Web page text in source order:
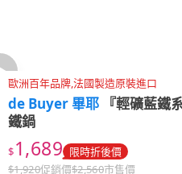
歐洲百年品牌,法國製造原裝進口
de Buyer 畢耶
『輕礦藍
鐵鍋
$1,689 限時折後價
$1,920促銷價$2,560市售價